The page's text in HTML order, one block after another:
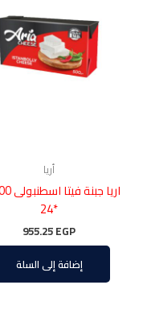
أريا
*24
955.25EGP
إضافة إلى السلة